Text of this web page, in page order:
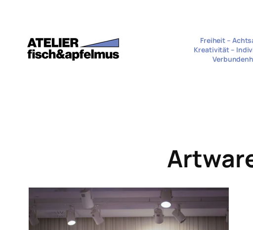
springen
Freiheit –
Kreativität –